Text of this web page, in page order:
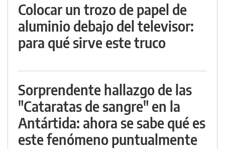
Colocar un trozo de papel de
aluminio debajo del televisor:
para qué sirve este truco
Sorprendente hallazgo de las
"Cataratas de sangre" en la
Antártida: ahora se sabe qué es
este fenómeno puntualmente